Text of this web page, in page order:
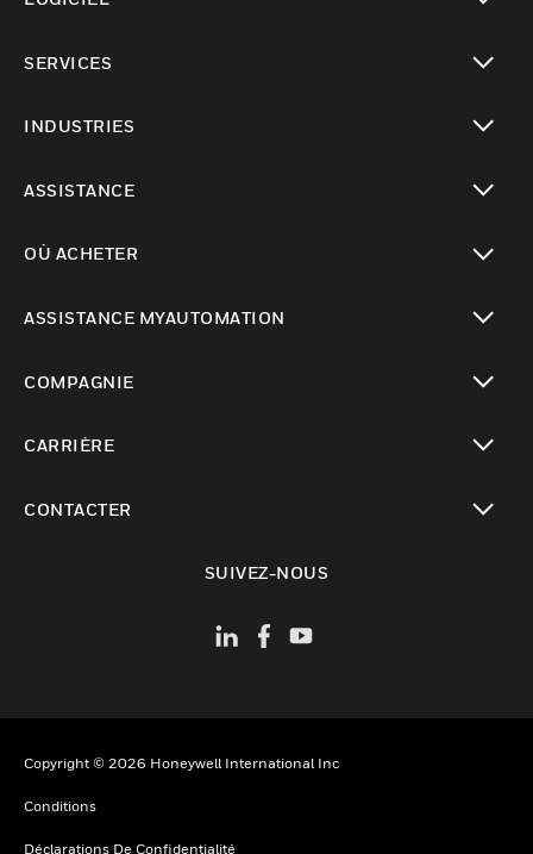
SERVICES
INDUSTRIES
ASSISTANCE
OÙ ACHETER
ASSISTANCE MYAUTOMATION
COMPAGNIE
CARRIÈRE
CONTACTER
SUIVEZ-NOUS
Copyright © 2026 Honeywell International Inc
Conditions
Déclarations De Confidentialité